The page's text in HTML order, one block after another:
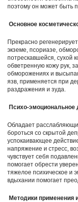
поэто­му он может быть
Основное
Прекрасно
экземе, псориазе,
потрескавшейся, сухой
обветренную кожу рук,
обморожениях и
язв, применяется при
раздражения и зуда.
Психо-эмоциональное
Обладает
бороться со скрытой
успокаивающее
напряжение и стресс,
чувствует себя
помогает обрести
тяжелое психическое и
вдыхании помогает
Методики применения